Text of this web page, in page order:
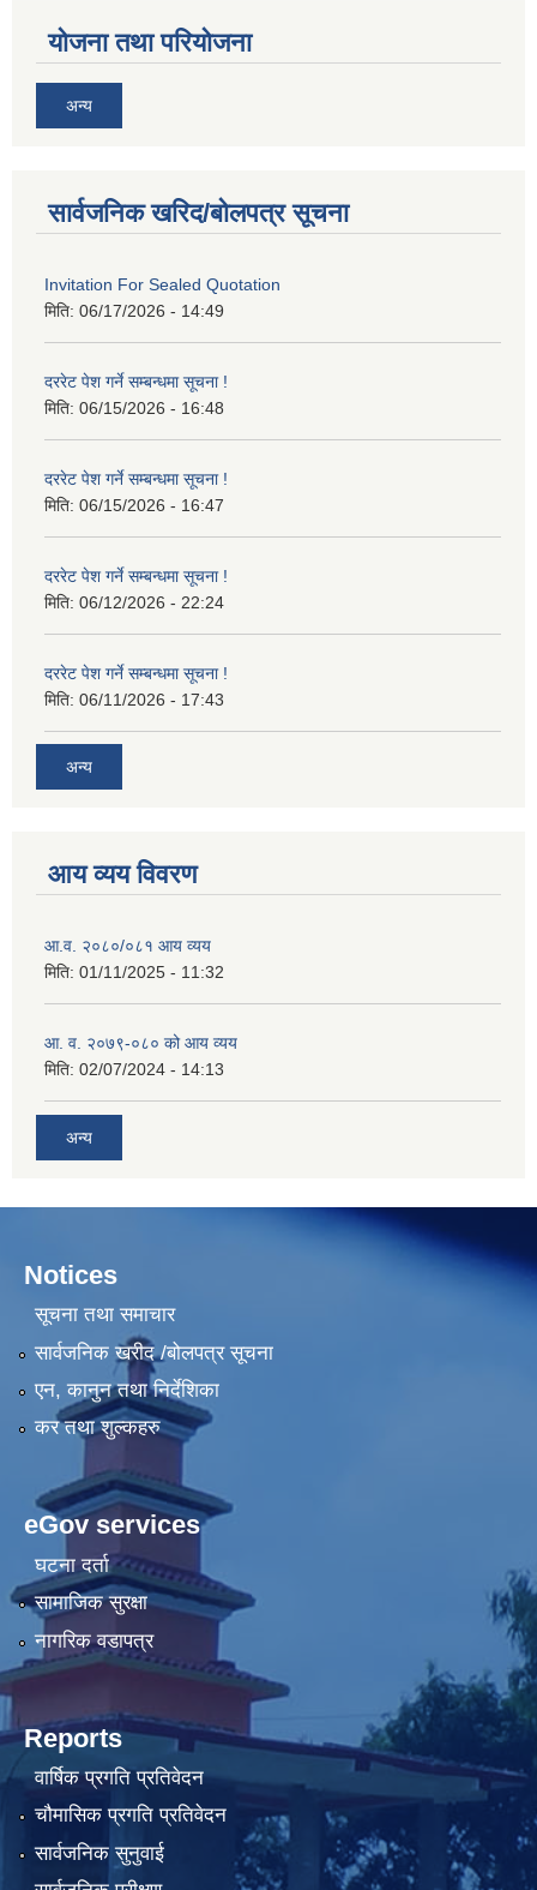
योजना तथा परियोजना
अन्य
सार्वजनिक खरिद/बोलपत्र सूचना
Invitation For Sealed Quotation
मिति: 06/17/2026 - 14:49
दररेट पेश गर्ने सम्बन्धमा सूचना !
मिति: 06/15/2026 - 16:48
दररेट पेश गर्ने सम्बन्धमा सूचना !
मिति: 06/15/2026 - 16:47
दररेट पेश गर्ने सम्बन्धमा सूचना !
मिति: 06/12/2026 - 22:24
दररेट पेश गर्ने सम्बन्धमा सूचना !
मिति: 06/11/2026 - 17:43
अन्य
आय व्यय विवरण
आ.व. २०८०/०८१ आय व्यय
मिति: 01/11/2025 - 11:32
आ. व. २०७९-०८० को आय व्यय
मिति: 02/07/2024 - 14:13
अन्य
Notices
सूचना तथा समाचार
सार्वजनिक खरीद /बोलपत्र सूचना
एन, कानुन तथा निर्देशिका
कर तथा शुल्कहरु
eGov services
घटना दर्ता
सामाजिक सुरक्षा
नागरिक वडापत्र
Reports
वार्षिक प्रगति प्रतिवेदन
चौमासिक प्रगति प्रतिवेदन
सार्वजनिक सुनुवाई